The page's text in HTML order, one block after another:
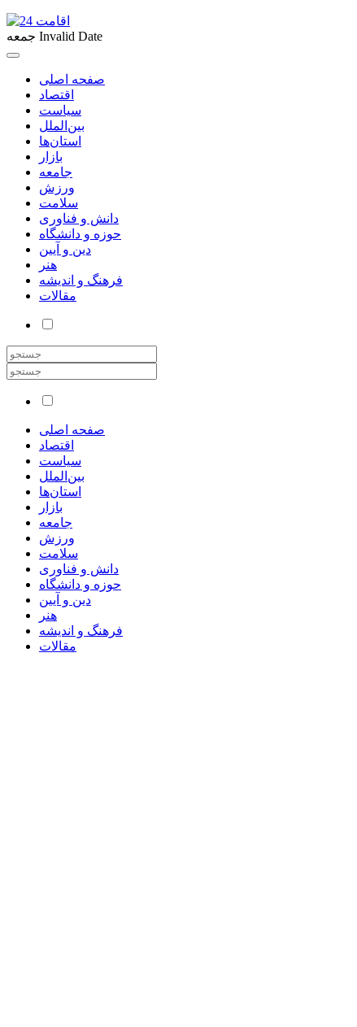
جمعه Invalid Date
صفحه اصلی
اقتصاد
سیاست
بین‌الملل
استان‌ها
بازار
جامعه
ورزش
سلامت
دانش و فناوری
حوزه و دانشگاه
دین و آیین
هنر
فرهنگ و اندیشه
مقالات
صفحه اصلی
اقتصاد
سیاست
بین‌الملل
استان‌ها
بازار
جامعه
ورزش
سلامت
دانش و فناوری
حوزه و دانشگاه
دین و آیین
هنر
فرهنگ و اندیشه
مقالات